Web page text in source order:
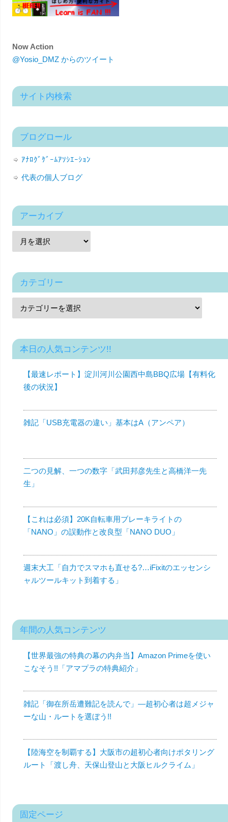
Now Action
@Yosio_DMZ からのツイート
サイト内検索
ブログロール
ｱﾅﾛｸﾞｹﾞｰﾑｱｿｼｴｰｼｮﾝ
代表の個人ブログ
アーカイブ
カテゴリー
本日の人気コンテンツ!!
【最速レポート】淀川河川公園西中島BBQ広場【有料化
後の状況】
雑記「USB充電器の違い」基本はA（アンペア）
二つの見解、一つの数字「武田邦彦先生と高橋洋一先
生」
【これは必須】20K自転車用ブレーキライトの
「NANO」の誤動作と改良型「NANO DUO」
週末大工「自力でスマホも直せる?…iFixitのエッセンシ
ャルツールキット到着する」
年間の人気コンテンツ
【世界最強の特典の幕の内弁当】Amazon Primeを使い
こなそう!!「アマプラの特典紹介」
雑記「御在所岳遭難記を読んで」—超初心者は超メジャ
ーな山・ルートを選ぼう!!
【陸海空を制覇する】大阪市の超初心者向けポタリング
ルート「渡し舟、天保山登山と大阪ヒルクライム」
固定ページ